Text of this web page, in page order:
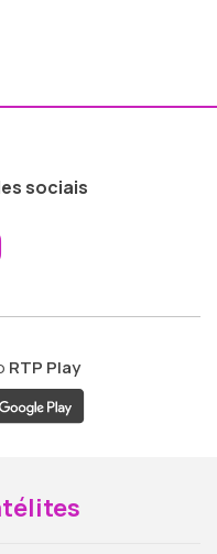
sociais
ao
RTP Play